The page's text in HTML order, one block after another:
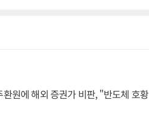
원에 해외 증권가 비판, "반도체 호황